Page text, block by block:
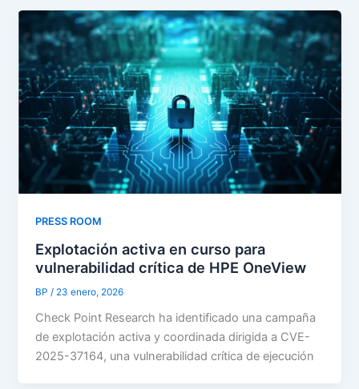
PRESS ROOM
Explotación activa en curso para
vulnerabilidad crítica de HPE OneView
BP / 23 enero, 2026
Check Point Research ha identificado una campaña
de explotación activa y coordinada dirigida a CVE-
2025-37164, una vulnerabilidad crítica de ejecución